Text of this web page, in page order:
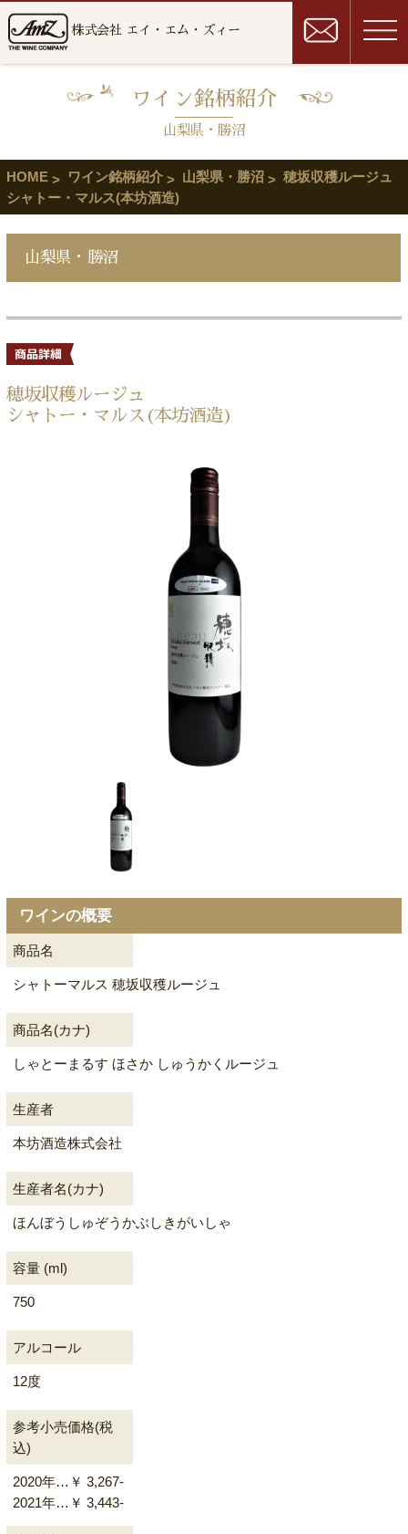
株式会社 エイ・エム・ズィー
ワイン銘柄紹介
山梨県・勝沼
HOME ワイン銘柄紹介 山梨県・勝沼
穂坂収穫ルージュ
シャトー・マルス(本坊酒造)
山梨県・勝沼
穂坂収穫ルージュ
シャトー・マルス(本坊酒造)
ワインの概要
商品名
シャトーマルス 穂坂収穫ルージュ
商品名(カナ)
しゃとーまるす ほさか しゅうかくルージュ
生産者
本坊酒造株式会社
生産者名(カナ)
ほんぼうしゅぞうかぶしきがいしゃ
容量 (ml)
750
アルコール
12度
参考小売価格(税
込)
2020年…￥ 3,267-
2021年…￥ 3,443-